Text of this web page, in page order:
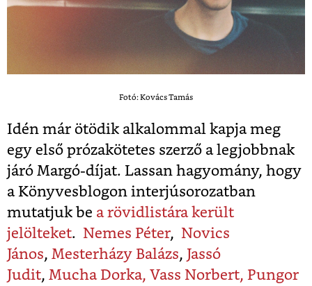
Fotó: Kovács Tamás
Idén már ötödik alkalommal kapja meg
egy első prózakötetes szerző a legjobbnak
járó Margó-díjat. Lassan hagyomány, hogy
a Könyvesblogon interjúsorozatban
mutatjuk be a rövidlistára került
jelölteket. Nemes Péter, Novics
János, Mesterházy Balázs, Jassó
Judit, Mucha Dorka, Vass Norbert, Pungor